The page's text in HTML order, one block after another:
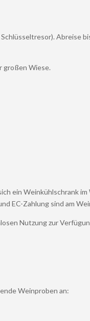
Abreise
großen Wiese.
ein Weinkühlschrank
EC-Zahlung sind am
Nutzung zur
Weinproben an: